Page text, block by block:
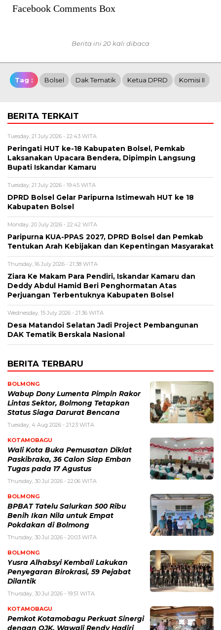
Facebook Comments Box
Berita ini 20 kali dibaca
Tag : Bolsel Dak Tematik Ketua DPRD Komisi II
BERITA TERKAIT
Tuesday, 21 July 2026 - 22:43 WITA
Peringati HUT ke-18 Kabupaten Bolsel, Pemkab
Laksanakan Upacara Bendera, Dipimpin Langsung
Bupati Iskandar Kamaru
Tuesday, 21 July 2026 - 19:45 WITA
DPRD Bolsel Gelar Paripurna Istimewah HUT ke 18
Kabupaten Bolsel
Monday, 20 July 2026 - 22:42 WITA
Paripurna KUA-PPAS 2027, DPRD Bolsel dan Pemkab
Tentukan Arah Kebijakan dan Kepentingan Masyarakat
Thursday, 16 July 2026 - 21:38 WITA
Ziara Ke Makam Para Pendiri, Iskandar Kamaru dan
Deddy Abdul Hamid Beri Penghormatan Atas
Perjuangan Terbentuknya Kabupaten Bolsel
Wednesday, 15 July 2026 - 21:36 WITA
Desa Matandoi Selatan Jadi Project Pembangunan
DAK Tematik Berskala Nasional
BERITA TERBARU
BOLMONG
Wabup Dony Lumenta Pimpin Rakor
Lintas Sektor, Bolmong Tetapkan
Status Siaga Darurat Bencana
Tuesday, 4 Aug 2026 - 21:23 WITA
KOTAMOBAGU
Wali Kota Buka Pemusatan Diklat
Paskibraka, 36 Calon Siap Emban
Tugas pada 17 Agustus
Thursday, 30 Jul 2026 - 22:06 WITA
BOLMONG
BPBAT Tatelu Salurkan 500 Ribu
Benih Ikan Nila untuk Empat
Pokdakan di Bolmong
Thursday, 30 Jul 2026 - 20:03 WITA
BOLMONG
Yusra Alhabsyi Kembali Lakukan
Penyegaran Birokrasi, 59 Pejabat
Dilantik
Thursday, 30 Jul 2026 - 19:51 WITA
KOTAMOBAGU
Pemkot Kotamobagu Perkuat Sinergi
dengan OJK, Wawali Rendy Hadiri